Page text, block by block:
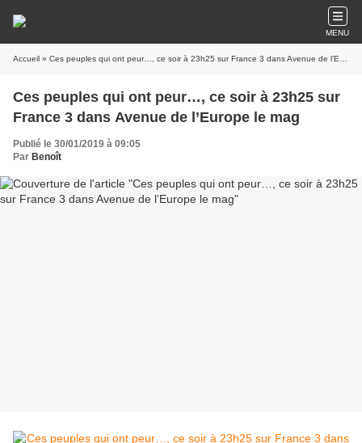
MENU
Accueil » Ces peuples qui ont peur…, ce soir à 23h25 sur France 3 dans Avenue de l’Europe le mag
Ces peuples qui ont peur…, ce soir à 23h25 sur
France 3 dans Avenue de l’Europe le mag
Publié le 30/01/2019 à 09:05
Par Benoît